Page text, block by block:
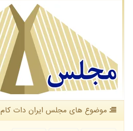
موضوع های مجلس ایران دات كام